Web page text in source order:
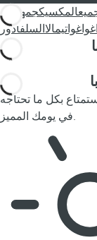
المكسيكجمهورية
غواتيمالا السلفادور
بكل ما تحتاجه
في يومك المميز.